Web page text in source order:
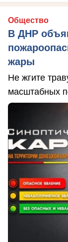
Общество
В ДНР
жары
Не жгите
масштабных